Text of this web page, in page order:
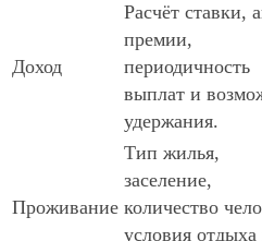
Доход
Расчёт ставки,
премии,
периодичность
выплат и
удержания.
Проживание
Тип жилья,
заселение,
количество
условия отдыха